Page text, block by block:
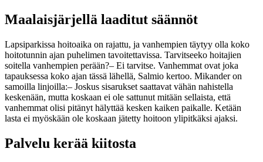
Maalaisjärjellä laaditut säännöt
Lapsiparkissa hoitoaika on rajattu, ja vanhempien täytyy olla koko
hoitotunnin ajan puhelimen tavoitettavissa. Tarvitseeko hoitajien
soitella vanhempien perään?– Ei tarvitse. Vanhemmat ovat joka
tapauksessa koko ajan tässä lähellä, Salmio kertoo. Mikander on
samoilla linjoilla:– Joskus sisarukset saattavat vähän nahistella
keskenään, mutta koskaan ei ole sattunut mitään sellaista, että
vanhemmat olisi pitänyt hälyttää kesken kaiken paikalle. Ketään
lasta ei myöskään ole koskaan jätetty hoitoon ylipitkäksi ajaksi.
Palvelu kerää kiitosta